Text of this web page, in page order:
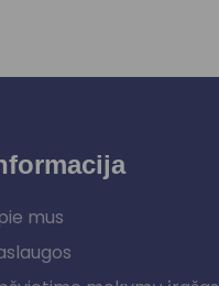
mus